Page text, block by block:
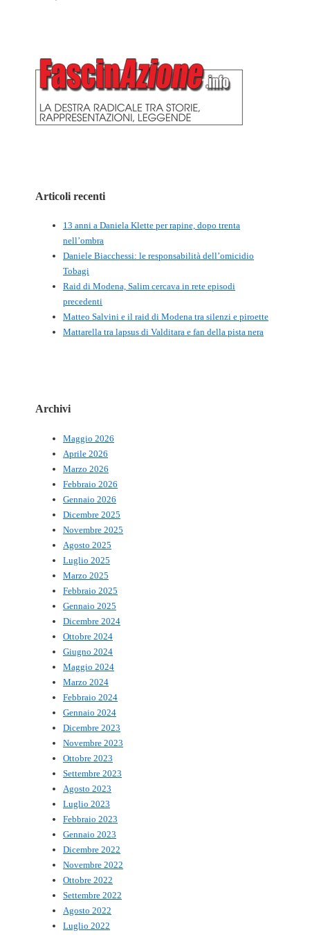
Articoli recenti
13 anni a Daniela Klette per rapine, dopo trenta
nell’ombra
Daniele Biacchessi: le responsabilità dell’omicidio
Tobagi
Raid di Modena, Salim cercava in rete episodi
precedenti
Matteo Salvini e il raid di Modena tra silenzi e piroette
Mattarella tra lapsus di Valditara e fan della pista nera
Archivi
Maggio 2026
Aprile 2026
Marzo 2026
Febbraio 2026
Gennaio 2026
Dicembre 2025
Novembre 2025
Agosto 2025
Luglio 2025
Marzo 2025
Febbraio 2025
Gennaio 2025
Dicembre 2024
Ottobre 2024
Giugno 2024
Maggio 2024
Marzo 2024
Febbraio 2024
Gennaio 2024
Dicembre 2023
Novembre 2023
Ottobre 2023
Settembre 2023
Agosto 2023
Luglio 2023
Febbraio 2023
Gennaio 2023
Dicembre 2022
Novembre 2022
Ottobre 2022
Settembre 2022
Agosto 2022
Luglio 2022